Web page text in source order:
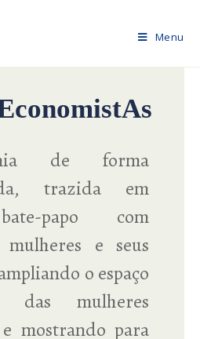
Menu
de forma
trazida em
papo com
mulheres e seus
o espaço
das mulheres
e mostrando para